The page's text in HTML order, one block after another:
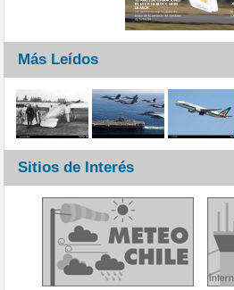
Más Leídos
Sitios de Interés